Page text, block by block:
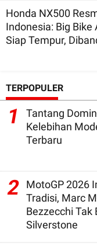
Honda NX500
Indonesia: Big
Siap Tempur,
TERPOPULER
1
Tantang
Kelebihan
Terbaru
2
MotoGP 2026
Tradisi, Marc
Bezzecchi Tak
Silverstone